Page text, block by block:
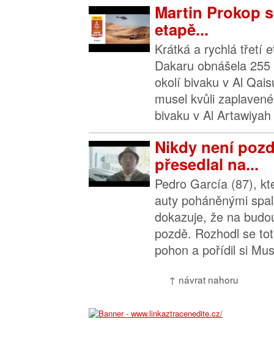
Martin Prokop
etapě...
Krátká a rychlá třetí
Dakaru obnášela
okolí bivaku v Al
musel kvůli
bivaku v Al
Nikdy není
přesedlal na...
Pedro García (87),
auty poháněnými
dokazuje, že na
pozdě. Rozhodl se
pohon a pořídil si
↑ návrat nahoru